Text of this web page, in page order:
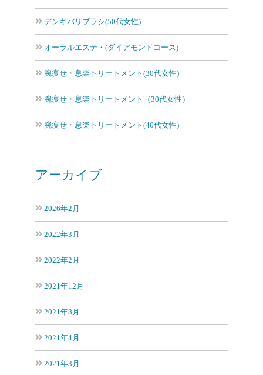
デンキバリブラシ(50代女性)
オーラルエステ・(ダイアモンドコース)
腕痩せ・息楽トリートメント(30代女性)
腕痩せ・息楽トリートメント（30代女性）
腕痩せ・息楽トリートメント(40代女性)
アーカイブ
2026年2月
2022年3月
2022年2月
2021年12月
2021年8月
2021年4月
2021年3月